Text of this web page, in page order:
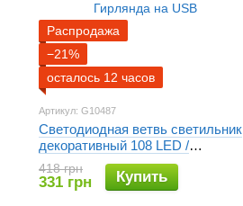
Распродажа
−21%
осталось 12 часов
Артикул: G10487
Светодиодная ветвь светильник
декоративный 108 LED /
Декоративный настенный
светильник в форме лозы /
Гирлянда на USB
418 грн
331 грн Купить